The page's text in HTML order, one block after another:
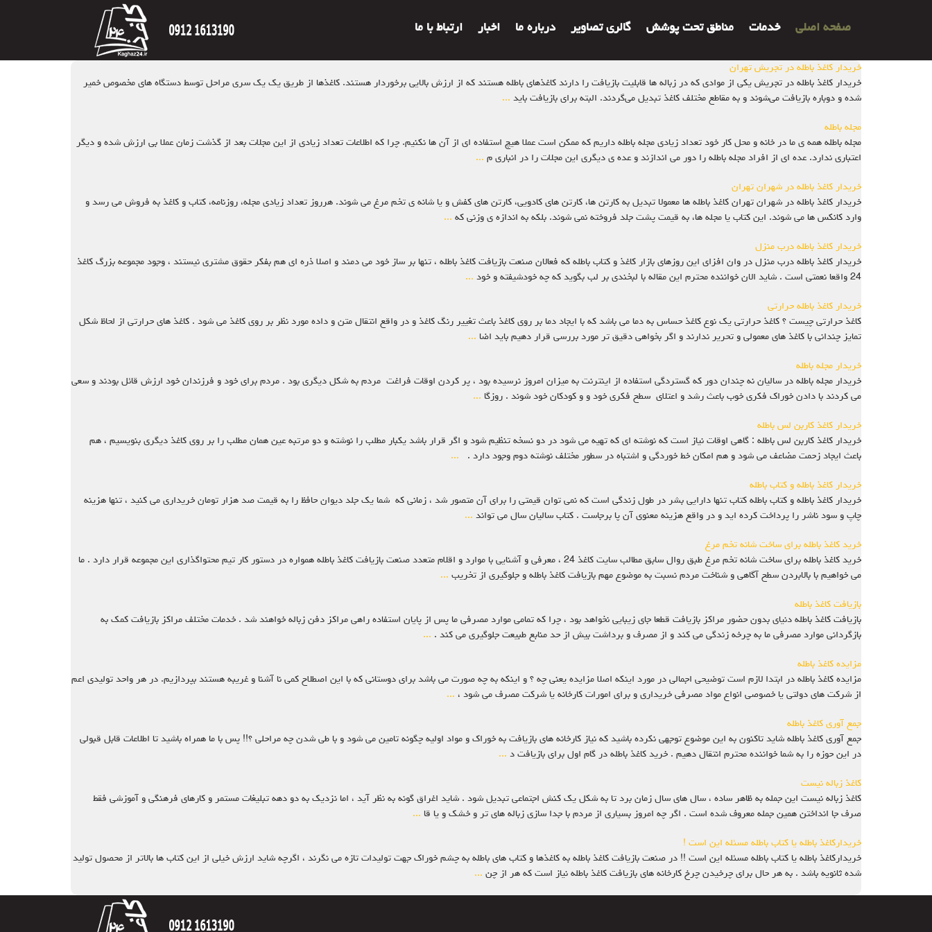
صفحه اصلی خدمات مناطق تحت پوشش گالری تصاویر درباره ما اخبار ارتباط با ما
خریدار کاغذ باطله در تجریش تهران
خریدار کاغذ باطله در تجریش یکی از موادی که در زباله ها قابلیت بازیافت را دارند کاغذهای باطله هستند که از ارزش بالایی برخوردار هستند. کاغذها از طریق یک یک سری مراحل توسط دستگاه ‌های مخصوص خمیر
شده و دوباره بازیافت می‌شوند و به مقاطع مختلف کاغذ تبدیل می‌گردند. البته برای بازیافت باید ...
مجله باطله
مجله باطله همه ی ما در خانه و محل کار خود تعداد زیادی مجله باطله داریم که ممکن است عملا هیچ استفاده ای از آن ها نکنیم. چرا که اطلاعات تعداد زیادی از این مجلات بعد از گذشت زمان عملا بی ارزش شده و دیگر
اعتباری ندارد. عده ای از افراد مجله باطله را دور می اندازند و عده ی دیگری این مجلات را در انباری م ...
خریدار کاغذ باطله در شهران تهران
خریدار کاغذ باطله در شهران تهران کاغذ باطله ها معمولا تبدیل به کارتن ها، کارتن های کادویی، کارتن های کفش و یا شانه ی تخم مرغ می شوند. هرروز تعداد زیادی مجله، روزنامه، کتاب و کاغذ به فروش می رسد و
وارد کانکس ها می شوند. این کتاب یا مجله ها، به قیمت پشت جلد فروخته نمی شوند. بلکه به اندازه ی وزنی که ...
خریدار کاغذ باطله درب منزل
خریدار کاغذ باطله درب منزل در وان افزای این روزهای بازار کاغذ و کتاب باطله که فعالان صنعت بازیافت کاغذ باطله ، تنها بر ساز خود می دمند و اصلا ذره ای هم بفکر حقوق مشتری نیستند ، وجود مجموعه بزرگ کاغذ
24 واقعا نعمتی است . شاید الان خواننده محترم این مقاله با لبخندی بر لب بگوید که چه خودشیفته و خود
...
خریدار کاغذ باطله حرارتی
کاغذ حرارتی چیست ؟ کاغذ حرارتی یک نوع کاغذ حساس به دما می باشد که با ایجاد دما بر روی کاغذ باعث تغییر رنگ کاغذ و در واقع انتقال متن و داده مورد نظر بر روی کاغذ می شود . کاغذ های حرارتی از لحاظ شکل
تمایز چندانی با کاغذ های معمولی و تحریر ندارند و اگر بخواهی دقیق تر مورد بررسی قرار دهیم باید اضا ...
خریدار مجله باطله
خریدار مجله باطله در سالیان نه چندان دور که گستردگی استفاده از اینترنت به میزان امروز نرسیده بود ، پر کردن اوقات فراغت مردم به شکل دیگری بود . مردم برای خود و فرزندان خود ارزش قائل بودند و سعی
می کردند با دادن خوراک فکری خوب باعث رشد و اعتلای سطح فکری خود و و کودکان خود شوند . روزگا ...
خریدار کاغذ کاربن لس باطله
خریدار کاغذ کاربن لس باطله : گاهی اوقات نیاز است که نوشته ای که تهیه می شود در دو نسخه تنظیم شود و اگر قرار باشد یکبار مطلب را نوشته و دو مرتبه عین همان مطلب را بر روی کاغذ دیگری بنویسیم ، هم
باعث ایجاد زحمت مضاعف می شود و هم امکان خط خوردگی و اشتباه در سطور مختلف نوشته دوم وجود دارد . ...
خریدار کاغذ باطله و کتاب باطله
خریدار کاغذ باطله و کتاب باطله کتاب تنها دارایی بشر در طول زندگی است که نمی توان قیمتی را برای آن متصور شد ، زمانی که شما یک جلد دیوان حافظ را به قیمت صد هزار تومان خریداری می کنید ، تنها هزینه
چاپ و سود ناشر را پرداخت کرده اید و در واقع هزینه معنوی آن پا برجاست . کتاب سالیان سال می تواند ...
خرید کاغذ باطله برای ساخت شانه تخم مرغ
خرید کاغذ باطله برای ساخت شانه تخم مرغ طبق روال سابق مطالب سایت کاغذ 24 ، معرفی و آشنایی با موارد و اقلام متعدد صنعت بازیافت کاغذ باطله همواره در دستور کار تیم محتواگذاری این مجموعه قرار دارد . ما
می خواهیم با بالابردن سطح آگاهی و شناخت مردم نسبت به موضوع مهم بازیافت کاغذ باطله و جلوگیری از تخریب ...
بازیافت کاغذ باطله
بازیافت کاغذ باطله دنیای بدون حضور مراکز بازیافت قطعا جای زیبایی نخواهد بود ، چرا که تمامی موارد مصرفی ما پس از پایان استفاده راهی مراکز دفن زباله خواهند شد . خدمات مختلف مراکز بازیافت کمک به
بازگردانی موارد مصرفی ما به چرخه زندگی می کند و از مصرف و برداشت بیش از حد منابع طبیعت جلوگیری می کند . ...
مزایده کاغذ باطله
مزایده کاغذ باطله در ابتدا لازم است توضیحی اجمالی در مورد اینکه اصلا مزایده یعنی چه ؟ و اینکه به چه صورت می باشد برای دوستانی که با این اصطلاح کمی نا آشنا و غریبه هستند بپردازیم. در هر واحد تولیدی اعم
از شرکت های دولتی یا خصوصی انواع مواد مصرفی خریداری و برای امورات کارخانه یا شرکت مصرف می شود ، ...
جمع آوری کاغذ باطله
جمع آوری کاغذ باطله شاید تاکنون به این موضوع توجهی نکرده باشید که نیاز کارخانه های بازیافت به خوراک و مواد اولیه چگونه تامین می شود و با طی شدن چه مراحلی ؟!! پس با ما همراه باشید تا اطلاعات قابل قبولی
در این حوزه را به شما خواننده محترم انتقال دهیم . خرید کاغذ باطله در گام اول برای بازیافت د ...
کاغذ زباله نیست
کاغذ زباله نیست این جمله به ظاهر ساده ، سال های سال زمان برد تا به شکل یک کنش اجتماعی تبدیل شود . شاید اغراق گونه به نظر آید ، اما نزدیک به دو دهه تبلیغات مستمر و کارهای فرهنگی و آموزشی فقط
صرف جا انداختن همین جمله معروف شده است . اگر چه امروز بسیاری از مردم با جدا سازی زباله های تر و خشک و یا قا ...
خریدارکاغذ باطله یا کتاب باطله مسئله این است !
خریدارکاغذ باطله یا کتاب باطله مسئله این است !! در صنعت بازیافت کاغذ باطله به کاغذها و کتاب های باطله به چشم خوراک جهت تولیدات تازه می نگرند ، اگرچه شاید ارزش خیلی از این کتاب ها بالاتر از محصول تولید
شده ثانویه باشد . به هر حال برای چرخیدن چرخ کارخانه های بازیافت کاغذ باطله نیاز است که هر از چن ...